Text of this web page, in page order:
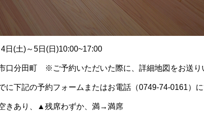
日(土)～5日(日)10:00~17:00
市口分田町 ※ご予約いただいた際に、詳細地図をお送り
に下記の予約フォームまたはお電話（0749-74-0161）
きあり、▲残席わずか、満→満席